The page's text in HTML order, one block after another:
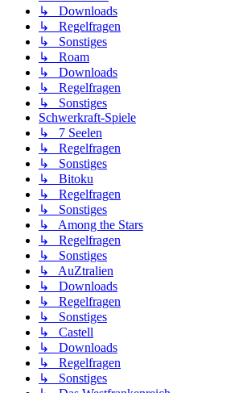
↳ Downloads
↳ Regelfragen
↳ Sonstiges
↳ Roam
↳ Downloads
↳ Regelfragen
↳ Sonstiges
Schwerkraft-Spiele
↳ 7 Seelen
↳ Regelfragen
↳ Sonstiges
↳ Bitoku
↳ Regelfragen
↳ Sonstiges
↳ Among the Stars
↳ Regelfragen
↳ Sonstiges
↳ AuZtralien
↳ Downloads
↳ Regelfragen
↳ Sonstiges
↳ Castell
↳ Downloads
↳ Regelfragen
↳ Sonstiges